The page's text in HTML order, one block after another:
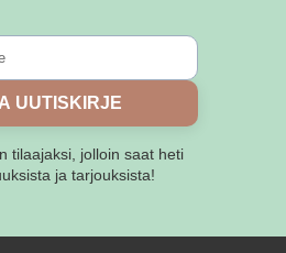
UUTISKIRJE
tilaajaksi, jolloin saat heti
ja tarjouksista!